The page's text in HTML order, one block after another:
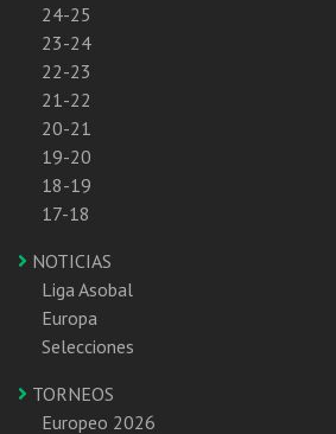
24-25
23-24
22-23
21-22
20-21
19-20
18-19
17-18
NOTICIAS
Liga Asobal
Europa
Selecciones
TORNEOS
Europeo 2026